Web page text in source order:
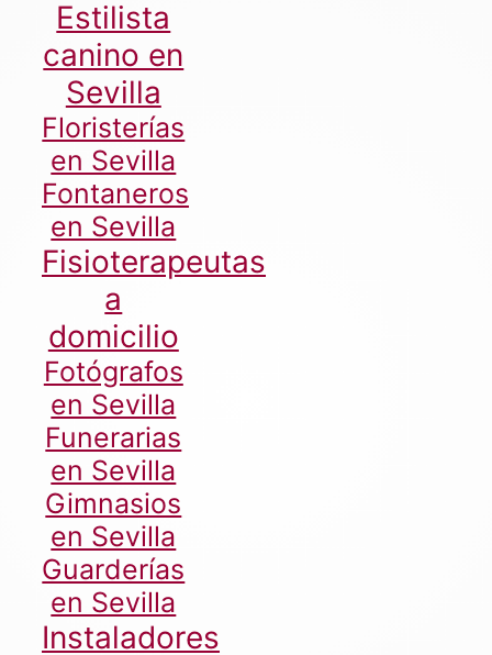
Estilista
canino en
Sevilla
Floristerías
en Sevilla
Fontaneros
en Sevilla
Fisioterapeutas
a
domicilio
Fotógrafos
en Sevilla
Funerarias
en Sevilla
Gimnasios
en Sevilla
Guarderías
en Sevilla
Instaladores